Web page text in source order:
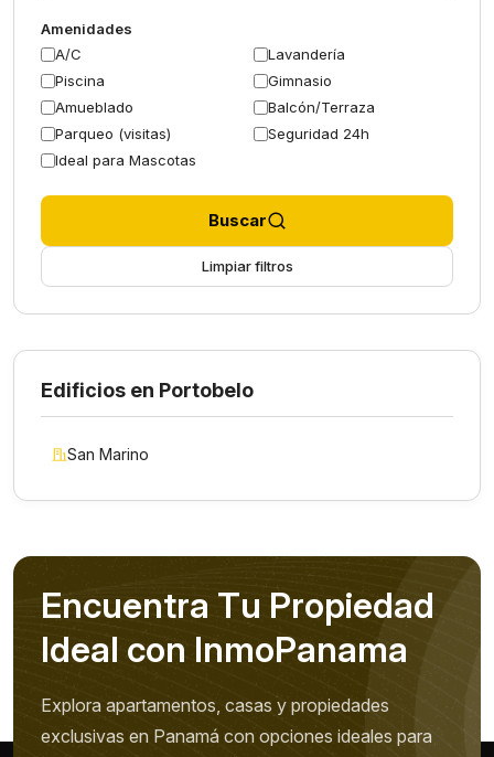
Amenidades
A/C
Lavandería
Piscina
Gimnasio
Amueblado
Balcón/Terraza
Parqueo (visitas)
Seguridad 24h
Ideal para Mascotas
Buscar
Limpiar filtros
Edificios en Portobelo
San Marino
Encuentra Tu Propiedad
Ideal con InmoPanama
Explora apartamentos, casas y propiedades
exclusivas en Panamá con opciones ideales para